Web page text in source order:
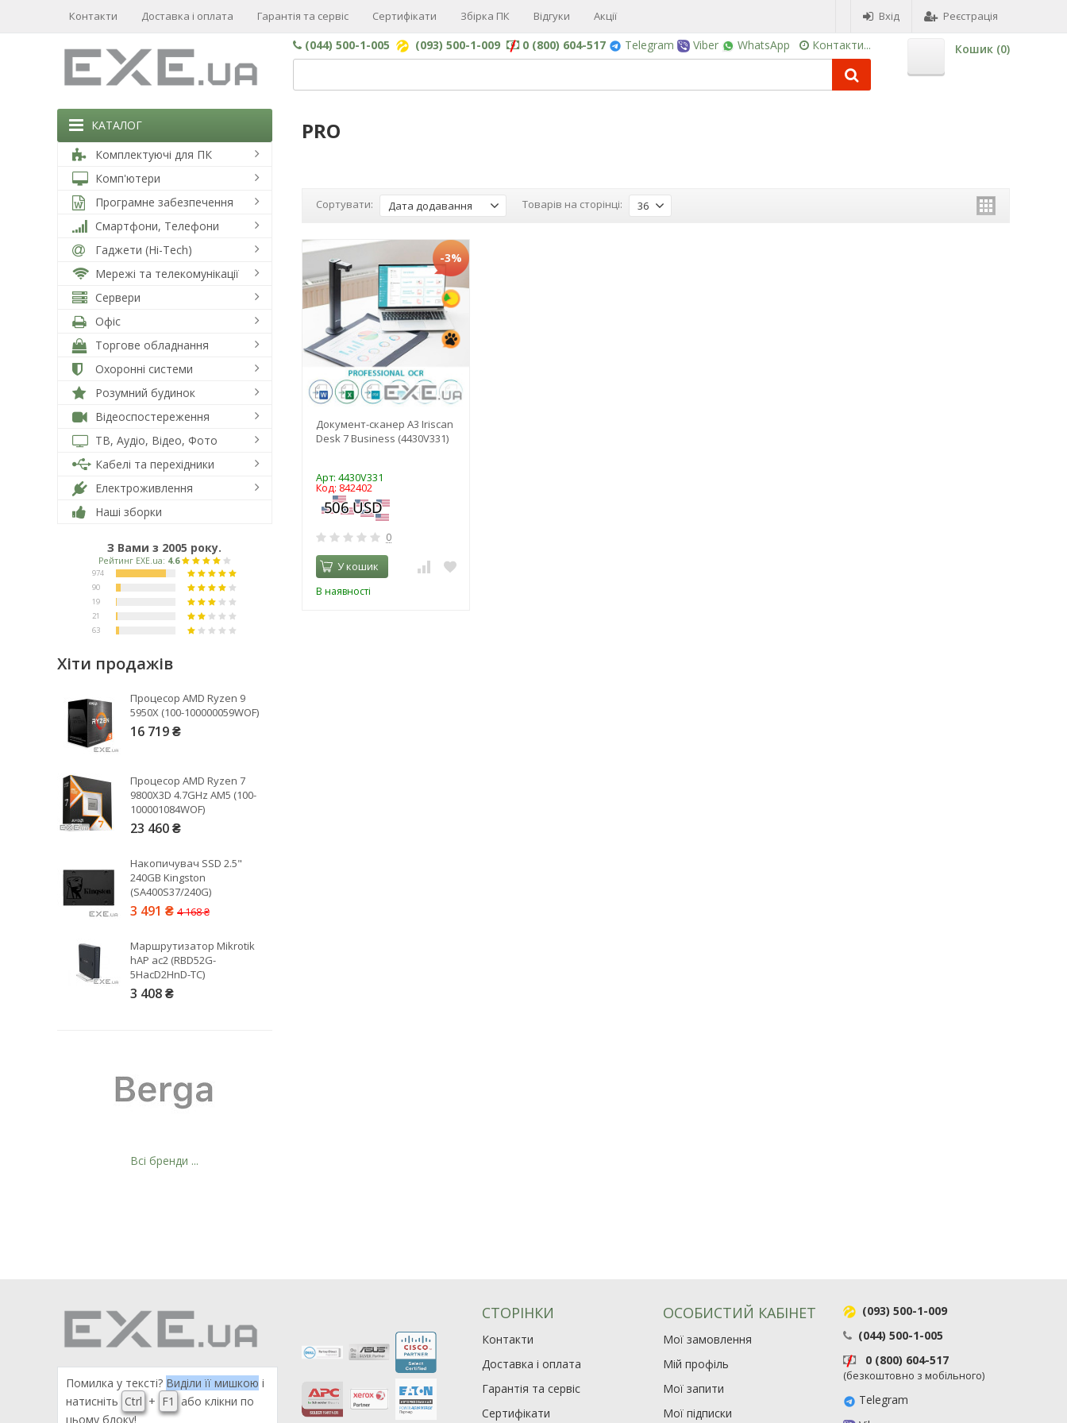
Контакти Доставка і оплата Гарантія та сервіс Сертифікати Збірка ПК Відгуки Акції Вхід Реєстрація
(044) 500-1-005 (093) 500-1-009 0 (800) 604-517 Telegram Viber WhatsApp Контакти... Кошик (0)
КАТАЛОГ PRO
Сортувати: Дата додавання Товарів на сторінці: 36
-3%
Документ-сканер А3 Iriscan
Desk 7 Business (4430V331)
Арт: 4430V331
Код: 842402
0
У кошик
В наявності
Комплектуючі для ПК
Комп'ютери
Програмне забезпечення
Смартфони, Телефони
Гаджети (Hi-Tech)
Мережі та телекомунікації
Сервери
Офіс
Торгове обладнання
Охоронні системи
Розумний будинок
Відеоспостереження
ТВ, Аудіо, Відео, Фото
Кабелі та перехідники
Електроживлення
Наші зборки
З Вами з 2005 року.
90
19
21
Хіти продажів
Процесор AMD Ryzen 9
5950X (100-100000059WOF)
16 719 ₴
Процесор AMD Ryzen 7
9800X3D 4.7GHz AM5 (100-
100001084WOF)
23 460 ₴
Накопичувач SSD 2.5"
240GB Kingston
(SA400S37/240G)
3 491 ₴ 4 168 ₴
Маршрутизатор Mikrotik
hAP ac2 (RBD52G-
5HacD2HnD-TC)
3 408 ₴
Всі бренди ...
Помилка у тексті? Виділи її мишкою і
натисніть Ctrl + F1
або клікни по
цьому блоку!
СТОРІНКИ
Контакти
Доставка і оплата
Гарантія та сервіс
Сертифікати
ОСОБИСТИЙ КАБІНЕТ
Мої замовлення
Мій профіль
Мої запити
Мої підписки
(093) 500-1-009
(044) 500-1-005
0 (800) 604-517
(безкоштовно з мобільного)
Telegram